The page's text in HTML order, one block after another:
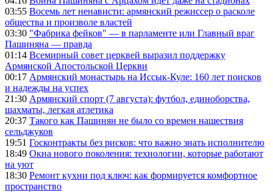
03:55 Восемь лет ненависти: армянский режиссер о расколе
общества и произволе властей
03:30 "Фабрика фейков" — в парламенте или Главный враг
Пашиняна — правда
01:14 Всемирный совет церквей выразил поддержку
Армянской Апостольской Церкви
00:17 Армянский монастырь на Иссык-Куле: 160 лет поисков
и надежды на успех
21:30 Армянский спорт (7 августа): футбол, единоборства,
шахматы, легкая атлетика
20:37 Такого как Пашинян не было со времен нашествия
сельджуков
19:51 Госконтракты без рисков: что важно знать исполнителю
18:49 Окна нового поколения: технологии, которые работают
на уют
18:30 Ремонт кухни под ключ: как формируется комфортное
пространство